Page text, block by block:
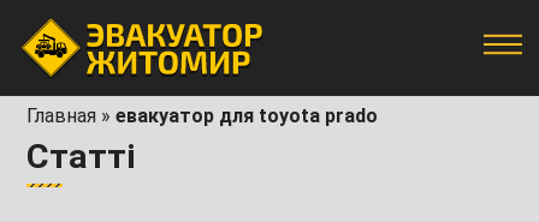
Главная »евакуатор для toyota prado
Статті